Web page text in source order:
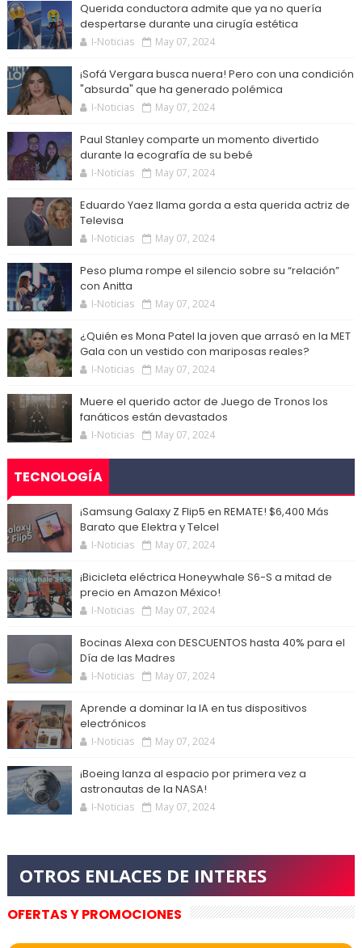
Querida conductora admite que ya no quería
despertarse durante una cirugía estética
I-Noticias May 07, 2024
¡Sofá Vergara busca nuera! Pero con una condición
"absurda" que ha generado polémica
I-Noticias May 07, 2024
Paul Stanley comparte un momento divertido
durante la ecografía de su bebé
I-Noticias May 07, 2024
Eduardo Yaez llama gorda a esta querida actriz de
Televisa
I-Noticias May 07, 2024
Peso pluma rompe el silencio sobre su “relación”
con Anitta
I-Noticias May 07, 2024
¿Quién es Mona Patel la joven que arrasó en la MET
Gala con un vestido con mariposas reales?
I-Noticias May 07, 2024
Muere el querido actor de Juego de Tronos los
fanáticos están devastados
I-Noticias May 07, 2024
TECNOLOGÍA
¡Samsung Galaxy Z Flip5 en REMATE! $6,400 Más
Barato que Elektra y Telcel
I-Noticias May 07, 2024
¡Bicicleta eléctrica Honeywhale S6-S a mitad de
precio en Amazon México!
I-Noticias May 07, 2024
Bocinas Alexa con DESCUENTOS hasta 40% para el
Día de las Madres
I-Noticias May 07, 2024
Aprende a dominar la IA en tus dispositivos
electrónicos
I-Noticias May 07, 2024
¡Boeing lanza al espacio por primera vez a
astronautas de la NASA!
I-Noticias May 07, 2024
OFERTAS Y PROMOCIONES